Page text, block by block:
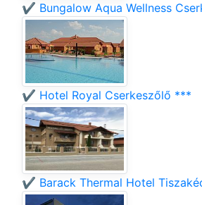
✔️ Bungalow Aqua Wellness
✔️ Hotel Royal Cserkeszőlő ***
✔️ Barack Thermal Hotel